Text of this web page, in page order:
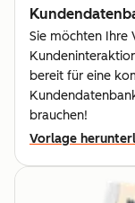
Sie möchten Ihre
bereit für eine
brauchen!
Vorlage